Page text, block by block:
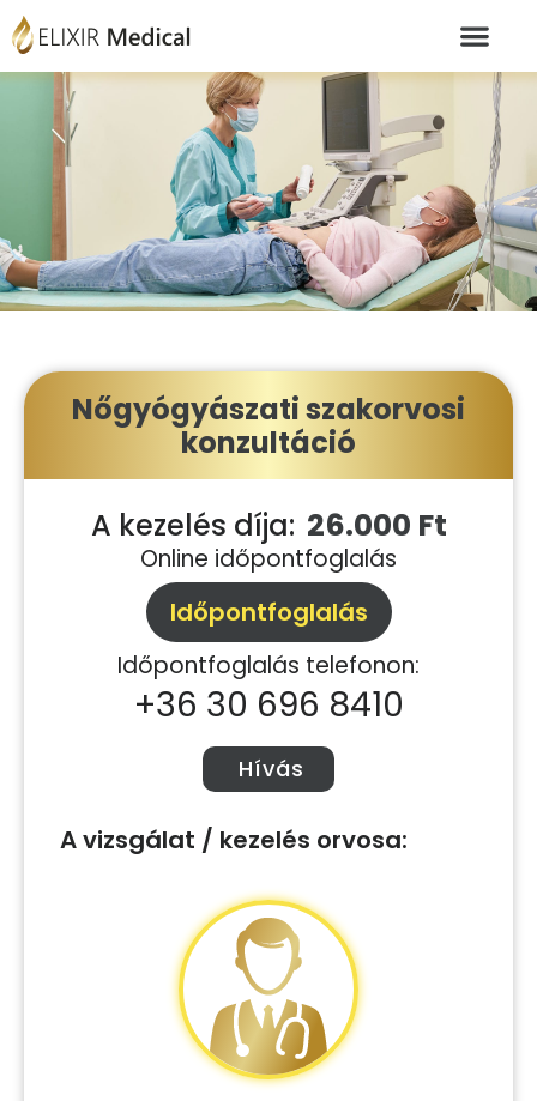
Nőgyógyászati szakorvosi
konzultáció
A kezelés díja: 26.000 Ft
Online időpontfoglalás
Időpontfoglalás
Időpontfoglalás telefonon:
+36 30 696 8410
Hívás
A vizsgálat / kezelés orvosa: